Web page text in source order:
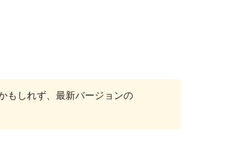
もしれず、最新バージョンの